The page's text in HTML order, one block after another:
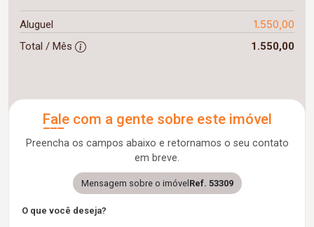
Aluguel 1.550,00
Total / Mês 1.550,00
Fale com a gente sobre este imóvel
Preencha os campos abaixo e retornamos o seu contato
em breve.
Mensagem sobre o imóvel Ref. 53309
O que você deseja?